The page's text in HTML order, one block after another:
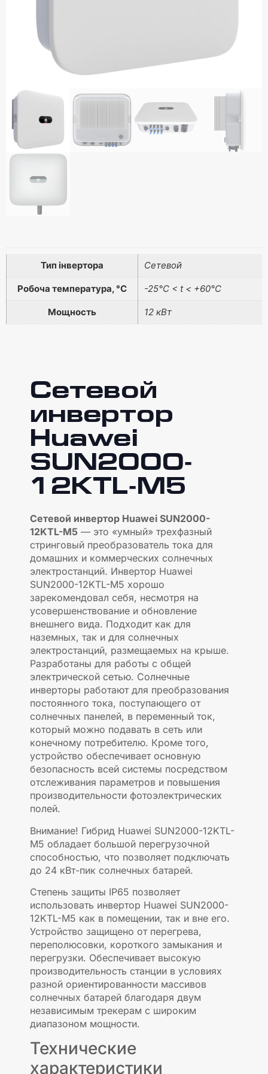
Тип інвертора Сетевой
Робоча температура, °C -25°C < t < +60°C
Мощность 12 кВт
Сетевой
инвертор
Huawei
SUN2000-
12KTL-M5
Сетевой инвертор Huawei SUN2000-
12KTL-M5 — это «умный» трехфазный
стринговый преобразователь тока для
домашних и коммерческих солнечных
электростанций. Инвертор Huawei
SUN2000-12KTL-M5 хорошо
зарекомендовал себя, несмотря на
усовершенствование и обновление
внешнего вида. Подходит как для
наземных, так и для солнечных
электростанций, размещаемых на крыше.
Разработаны для работы с общей
электрической сетью. Солнечные
инверторы работают для преобразования
постоянного тока, поступающего от
солнечных панелей, в переменный ток,
который можно подавать в сеть или
конечному потребителю. Кроме того,
устройство обеспечивает основную
безопасность всей системы посредством
отслеживания параметров и повышения
производительности фотоэлектрических
полей.
Внимание! Гибрид Huawei SUN2000-12KTL-
M5 обладает большой перегрузочной
способностью, что позволяет подключать
до 24 кВт-пик солнечных батарей.
Степень защиты IP65 позволяет
использовать инвертор Huawei SUN2000-
12KTL-M5 как в помещении, так и вне его.
Устройство защищено от перегрева,
переполюсовки, короткого замыкания и
перегрузки. Обеспечивает высокую
производительность станции в условиях
разной ориентированности массивов
солнечных батарей благодаря двум
независимым трекерам с широким
диапазоном мощности.
Технические
характеристики